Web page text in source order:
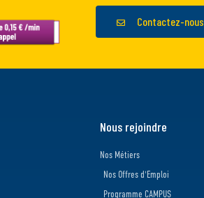
Contactez-nous
Nous rejoindre
Nos Métiers
Nos Offres d'Emploi
Programme CAMPUS